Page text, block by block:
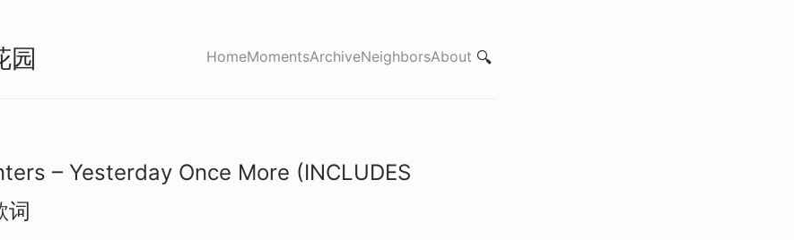
园 HomeMomentsArchiveNeighborsAbout 🔍
– Yesterday Once More (INCLUDES
词